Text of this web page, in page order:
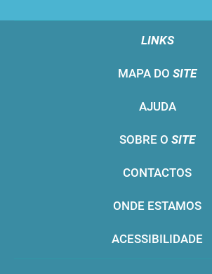
LINKS
MAPA DO SITE
AJUDA
SOBRE O SITE
CONTACTOS
ONDE ESTAMOS
ACESSIBILIDADE